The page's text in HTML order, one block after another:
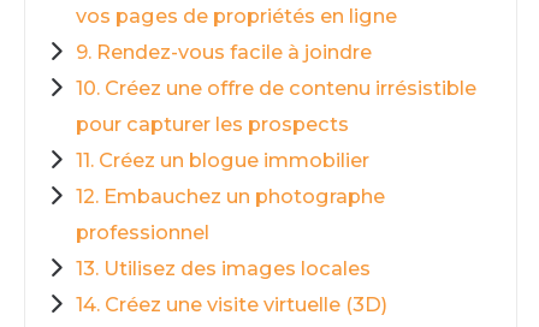
vos pages de propriétés en ligne
9. Rendez-vous facile à joindre
10. Créez une offre de contenu irrésistible
pour capturer les prospects
11. Créez un blogue immobilier
12. Embauchez un photographe
professionnel
13. Utilisez des images locales
14. Créez une visite virtuelle (3D)